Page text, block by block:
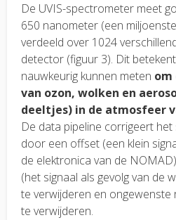
De UVIS-spectrometer meet
650 nanometer (een
verdeeld over 1024
detector (figuur 3). Dit
nauwkeurig kunnen meten om
van ozon, wolken en
deeltjes) in de atmosfeer
De data pipeline corrigeert
door een offset (een klein
de elektronica van de
(het signaal als gevolg van de
te verwijderen en
te verwijderen.